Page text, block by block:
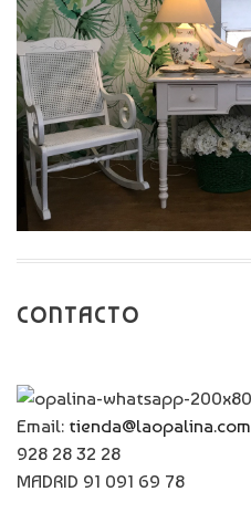
CONTACTO
Email: tienda@laopalina.com
928 28 32 28
MADRID 91 091 69 78